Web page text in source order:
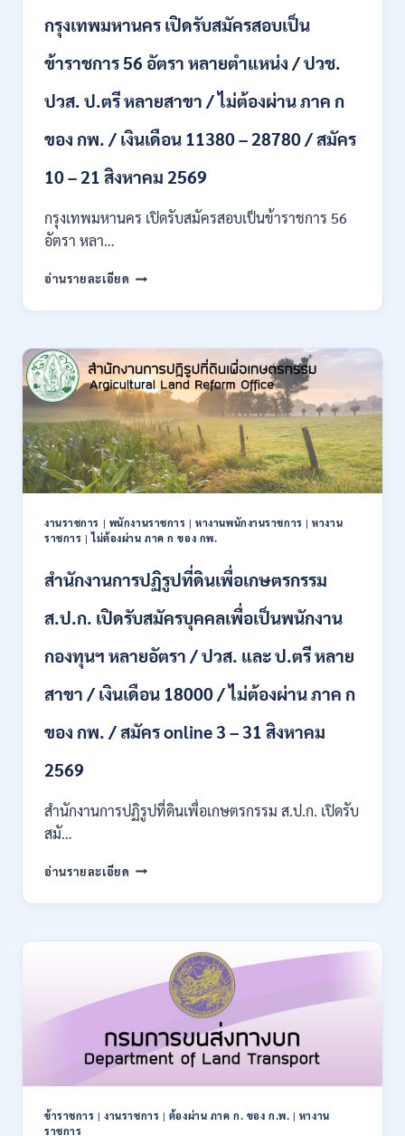
ส
+
ไป
เงิน
23,290
สมัคร
ONLINE
26
กรุงเทพมหานคร เปิดรับสมัครสอบเป็น
ข้าราชการ 56 อัตรา หลายตำแหน่ง / ปวช.
ปวส. ป.ตรี หลายสาขา / ไม่ต้องผ่าน ภาค ก
ของ กพ. / เงินเดือน 11380 – 28780 / สมัคร
10 – 21 สิงหาคม 2569
กรุงเทพมหานคร เปิดรับสมัครสอบเป็นข้าราชการ 56
อัตรา หลา…
อ่านรายละเอียด กรุงเทพมหานคร
รับ
สอบ
เป็น
ข้าราชการ
56
อัตรา
หลาย
ตำแหน่ง
/
ปวช.
ป.ตรี
หลาย
/
ต้อง
ภาค
ของ
/
28780
10
21
2569
งานราชการ | พนักงานราชการ |หางานพนักงานราชการ |หางาน
ราชการ |ไม่ต้องผ่าน ภาค ก ของ กพ.
สำนักงานการปฏิรูปที่ดินเพื่อเกษตรกรรม
ส.ป.ก. เปิดรับสมัครบุคคลเพื่อเป็นพนักงาน
กองทุนฯ หลายอัตรา / ปวส. และ ป.ตรี หลาย
สาขา / เงินเดือน 18000 / ไม่ต้องผ่าน ภาค ก
ของ กพ. / สมัคร online 3 – 31 สิงหาคม
2569
สำนักงานการปฏิรูปที่ดินเพื่อเกษตรกรรม ส.ป.ก. เปิดรับ
สมั…
อ่านรายละเอียด สำนักงาน
ปฏิรูป
เพื่อ
เกษตรกรรม
เปิด
สมัคร
บุคคล
เพื่อ
เป็น
กอง
ข้าราชการ |งานราชการ | ต้องผ่าน ภาค ก. ของ ก.พ. | หางาน
ราชการ